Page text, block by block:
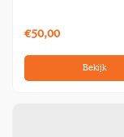
€50,00
Bekijk